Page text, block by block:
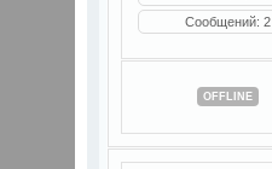
Сообщений: 2
OFFLINE